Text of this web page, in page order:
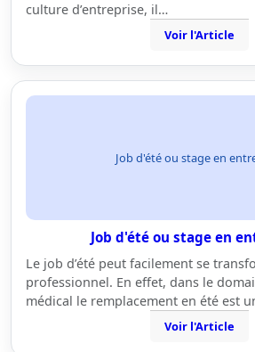
culture d’entreprise, il…
Voir l'Article
Job d'été ou stage en
Job d'été ou stage en
Le job d’été peut facilement se
professionnel. En effet, dans le
médical le remplacement en été est
Voir l'Article